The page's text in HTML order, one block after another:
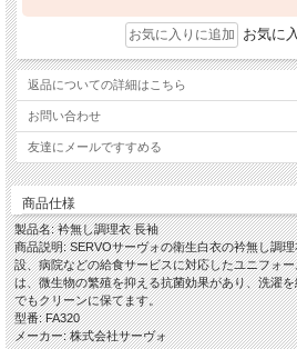
お気に
返品についての詳細はこちら
お問い合わせ
友達にメールですすめる
商品仕様
製品名: 衿無し調理衣 長袖
商品説明: SERVOサーヴォの衛生白衣の衿無し調
設、病院などの給食サービスに対応したユニフォ
は、微生物の繁殖を抑える抗菌効果があり、洗濯
でもクリーンに保てます。
型番: FA320
メーカー: 株式会社サーヴォ